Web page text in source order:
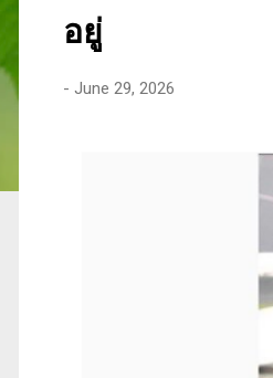
อยู่
- June 29, 2026